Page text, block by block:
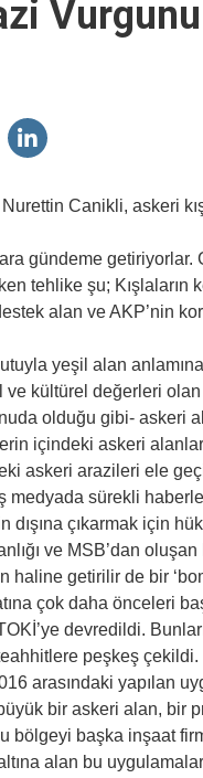
Canikli, askeri
gündeme
tehlike şu; Kışlaların
alan ve AKP’nin
yeşil alan
kültürel değerleri olan
olduğu gibi- askeri
içindeki askeri
askeri arazileri ele
medyada sürekli
dışına çıkarmak için
ve MSB’dan
haline getirilir de bir
çok daha önceleri
devredildi.
peşkeş çekildi.
arasındaki yapılan
bir askeri alan, bir
bölgeyi başka inşaat
alan bu